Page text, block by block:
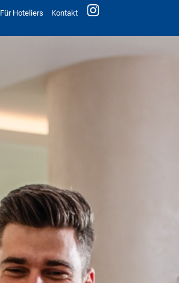
Für Hoteliers
Kontakt